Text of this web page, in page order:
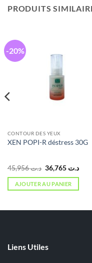
PRODUITS
-20%
CONTOUR DES YEUX
XEN POPI-R déstress 30G
د.ت45,956
Le
prix
initial
était :
د.ت 36,765
Le
AJOUTER AU PANIER
Liens Utiles